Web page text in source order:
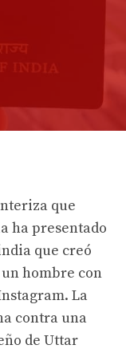
que
ha presentado
que creó
hombre con
La
contra una
de Uttar